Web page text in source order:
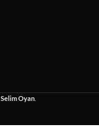
Selim Oyan